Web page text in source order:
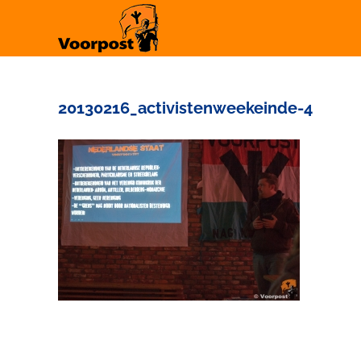
20130216_activistenweekeinde-4